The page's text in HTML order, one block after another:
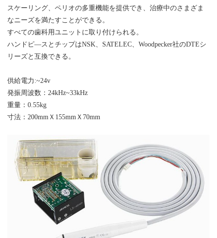
スケーリング、ペリオの多重機能を提供でき、治療中のさまざま
なニーズを満たすことができる。
すべての歯科用ユニットに取り付けられる。
ハンドピ―スとチップはNSK 、SATELEC、 Woodpecker社のDTEシ
リーズと互換できる。
供給電力:~24v
発振周波数：24kHz~33kHz
重量：0.55kg
寸法：200mmＸ155mmＸ70mm